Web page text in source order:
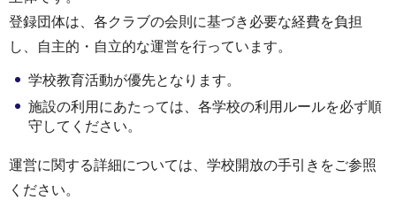
登録団体は、各クラブの会則に基づき必要な経費を負担
し、自主的・自立的な運営を行っています。
学校教育活動が優先となります。
施設の利用にあたっては、各学校の利用ルールを必ず順
守してください。
運営に関する詳細については、学校開放の手引きをご参照
ください。